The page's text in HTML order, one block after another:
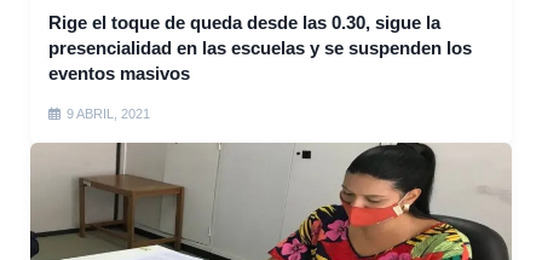
Rige el toque de queda desde las 0.30, sigue la
presencialidad en las escuelas y se suspenden los
eventos masivos
9 ABRIL, 2021